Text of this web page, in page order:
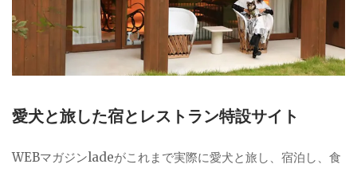
愛犬と旅した宿とレストラン特設サイト
WEBマガジンladeがこれまで実際に愛犬と旅し、宿泊し、食